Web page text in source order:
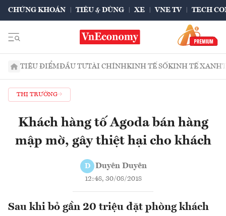
CHỨNG KHOÁN TIÊU & DÙNG XE VNE TV TECH
TIÊU ĐIỂMĐẦU TƯTÀI CHÍNHKINH TẾ SỐKINH TẾ XANH
THỊ TRƯỜNG
Khách hàng tố Agoda bán hàng
mập mờ, gây thiệt hại cho khách
D Duyên Duyên
12:48, 30/08/2018
Sau khi bỏ gần 20 triệu đặt phòng khách